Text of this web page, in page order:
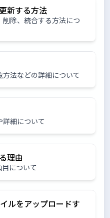
新する方法
除、統合する方法につ
法などの詳細について
細について
理由
について
ルをアップロードす